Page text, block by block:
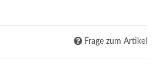
Frage zum Artikel